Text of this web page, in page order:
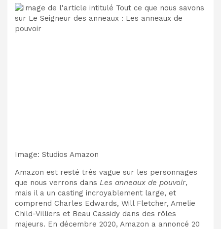
Image: Studios Amazon
Amazon est resté très vague sur les personnages
que nous verrons dans Les anneaux de pouvoir,
mais il a un casting incroyablement large, et
comprend Charles Edwards, Will Fletcher, Amelie
Child-Villiers et Beau Cassidy dans des rôles
majeurs. En décembre 2020, Amazon a annoncé 20